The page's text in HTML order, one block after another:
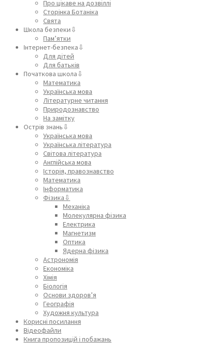
Про цікаве на дозвіллі
Сторінка Ботаніка
Свята
Школа безпеки⇩
Пам’ятки
Інтернет-безпека⇩
Для дітей
Для батьків
Початкова школа⇩
Математика
Українська мова
Літературне читання
Природознавство
На замітку
Острів знань⇩
Українська мова
Українська література
Світова література
Англійська мова
Історія, правознавство
Математика
Інформатика
Фізика⇩
Механіка
Молекулярна фізика
Електрика
Магнетизм
Оптика
Ядерна фізика
Астрономія
Економіка
Хімія
Біологія
Основи здоров’я
Географія
Художня культура
Корисні посилання
Відеофайли
Книга пропозицій і побажань